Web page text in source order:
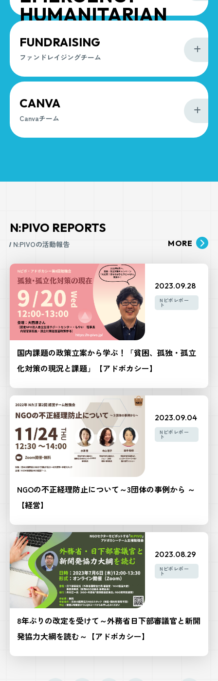
HUMANITARIAN
AID
開発・緊急人道支援チーム
FUNDRAISING
ファンドレイジングチーム
CANVA
Canvaチーム
N:PIVO REPORTS
N:PIVOの活動報告 MORE
2023.09.28
Nピボレポー
ト
国内課題の政策立案から学ぶ！「貧困、孤独・孤立
化対策の現況と課題」【アドボカシー】
2023.09.04
Nピボレポー
ト
NGOの不正経理防止について～3団体の事例から ～
【経営】
2023.08.29
Nピボレポー
ト
8年ぶりの改定を受けて～外務省日下部審議官と新開
発協力大綱を読む～【アドボカシー】